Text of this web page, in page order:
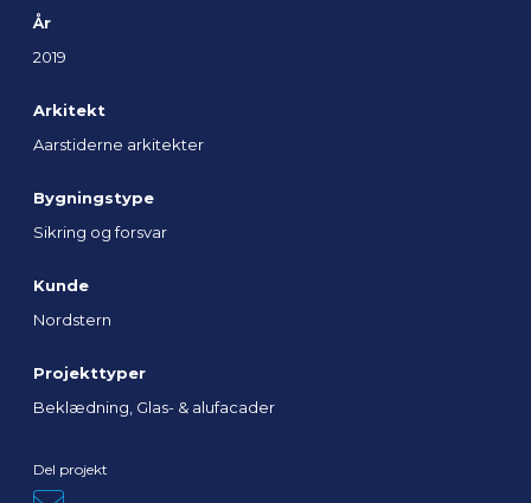
År
2019
Arkitekt
Aarstiderne arkitekter
Bygningstype
Sikring og forsvar
Kunde
Nordstern
Projekttyper
Beklædning, Glas- & alufacader
Del projekt